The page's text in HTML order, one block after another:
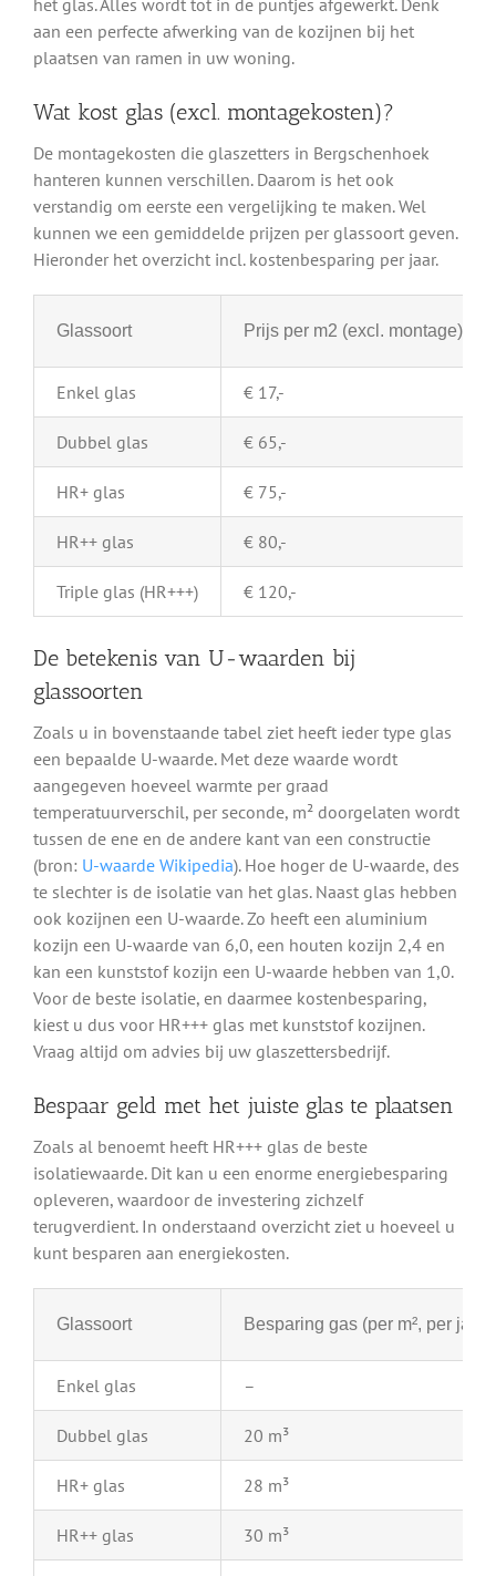
aan een perfecte afwerking van de kozijnen bij het
plaatsen van ramen in uw woning.
Wat kost glas (excl. montagekosten)?
De montagekosten die glaszetters in Bergschenhoek
hanteren kunnen verschillen. Daarom is het ook
verstandig om eerste een vergelijking te maken. Wel
kunnen we een gemiddelde prijzen per glassoort geven.
Hieronder het overzicht incl. kostenbesparing per jaar.
Glassoort Prijs per m2 (excl. montage)
Enkel glas € 17,-
Dubbel glas € 65,-
HR+ glas € 75,-
HR++ glas € 80,-
Triple glas (HR+++) € 120,-
De betekenis van U-waarden bij
glassoorten
Zoals u in bovenstaande tabel ziet heeft ieder type glas
een bepaalde U-waarde. Met deze waarde wordt
aangegeven hoeveel warmte per graad
temperatuurverschil, per seconde, m² doorgelaten wordt
tussen de ene en de andere kant van een constructie
(bron: U-waarde Wikipedia). Hoe hoger de U-waarde, des
te slechter is de isolatie van het glas. Naast glas hebben
ook kozijnen een U-waarde. Zo heeft een aluminium
kozijn een U-waarde van 6,0, een houten kozijn 2,4 en
kan een kunststof kozijn een U-waarde hebben van 1,0.
Voor de beste isolatie, en daarmee kostenbesparing,
kiest u dus voor HR+++ glas met kunststof kozijnen.
Vraag altijd om advies bij uw glaszettersbedrijf.
Bespaar geld met het juiste glas te plaatsen
Zoals al benoemt heeft HR+++ glas de beste
isolatiewaarde. Dit kan u een enorme energiebesparing
opleveren, waardoor de investering zichzelf
terugverdient. In onderstaand overzicht ziet u hoeveel u
kunt besparen aan energiekosten.
Glassoort Besparing gas (per m², per jaar)
Enkel glas –
Dubbel glas 20 m³
HR+ glas 28 m³
HR++ glas 30 m³